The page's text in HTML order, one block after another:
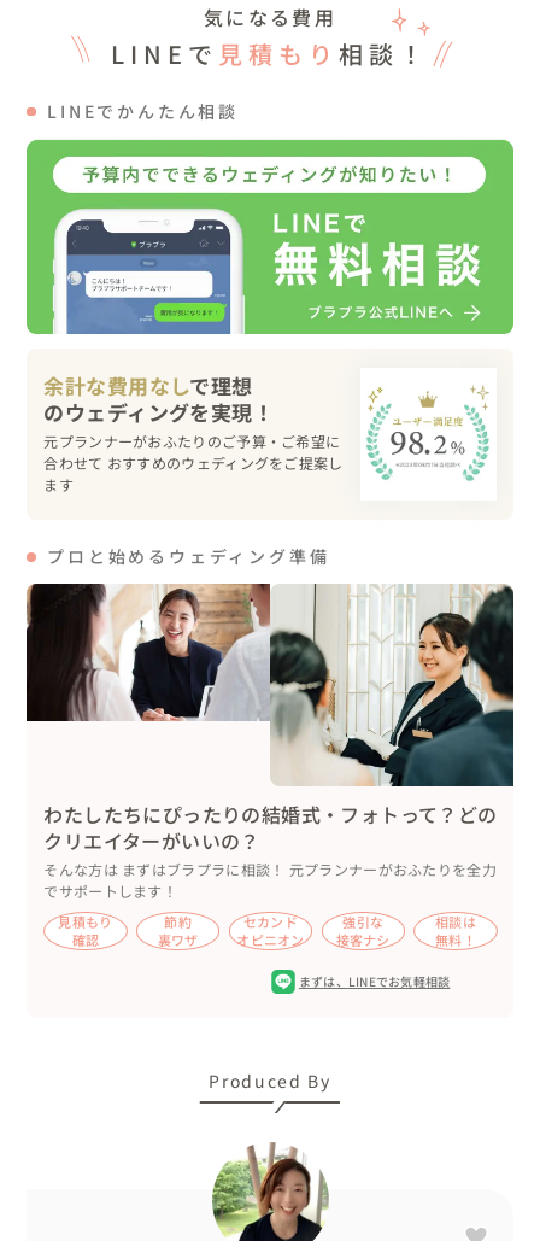
話の通訳が入り、チャペル内の全員が、その言葉の一つひ
とつに耳を傾ける素晴らしい時間となりました。
やはり、伝えないと伝わらない。伝わっているよねと思い
込むことは、やっぱり危ない。それは人と人とのコミュニ
ケーションの基本の気がします。結婚生活でも、結婚生活
でないすべての人にとっても同様だと思います。
自分の言葉で、自分の大切な人たちに想いを伝えるシー
ン。その大切さを改めて実感したひとときでした。
準備して、思い思いの時間を楽しんでいただきました。新
郎新婦さんの周りには写真撮影を希望する長蛇の列が＾
＾　ゲスト160名、ですもんね。緊張もほぐれた柔らかな
笑顔のおふたりが、とても眩しくて印象的でした！
♡
気になる費用
LINEで 見積もり 相談！
LINEでかんたん相談
余計な費用なしで理想
元プランナーがおふたりのご予算・ご希望に
合わせて おすすめのウェディングをご提案し
ます
プロと始めるウェディング準備
わたしたちにぴったりの結婚式・フォトって？どの
クリエイターがいいの？
そんな方は まずはブラプラに相談！ 元プランナーがおふたりを全力
でサポートします！
見積もり
確認
節約
裏ワザ
セカンド
オピニオン
強引な
接客ナシ
相談は
無料！
まずは、 LINEでお気軽相談
Produced By